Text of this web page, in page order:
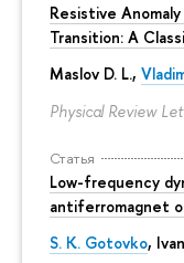
Resistive
Transition: A
Maslov D. L.,
Physical Review
Статья
Low-frequency
antiferromagnet
S. K. Gotovko,